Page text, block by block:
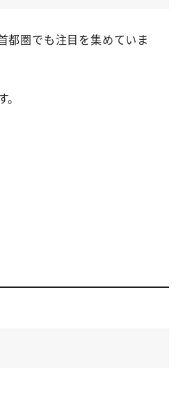
都圏でも注目を集めていま